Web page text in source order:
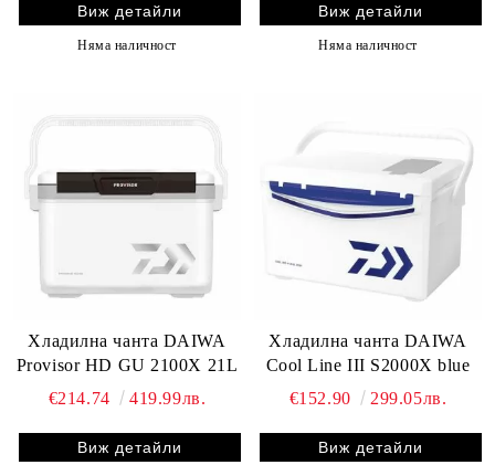
Виж детайли
Няма наличност
Виж детайли
Няма наличност
Хладилна чанта DAIWA
Provisor HD GU 2100X 21L
€214.74
419.99лв.
Виж детайли
Хладилна чанта DAIWA
Cool Line III S2000X blue
€152.90
299.05лв.
Виж детайли